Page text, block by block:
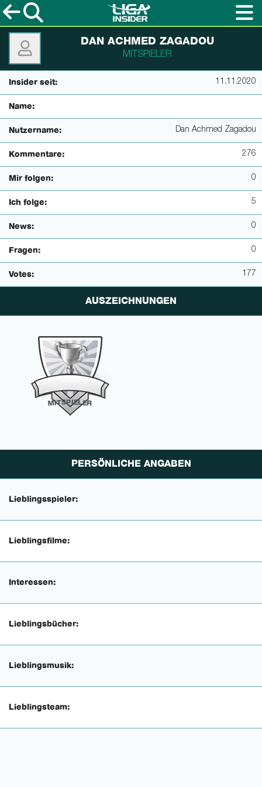
DAN ACHMED ZAGADOU
MITSPIELER
Insider seit: 11.11.2020
Name:
Nutzername: Dan Achmed Zagadou
Kommentare: 276
Mir folgen: 0
Ich folge: 5
News: 0
Fragen: 0
Votes: 177
AUSZEICHNUNGEN
MITSPIELER
PERSÖNLICHE ANGABEN
Lieblingsspieler:
Lieblingsfilme:
Interessen:
Lieblingsbücher:
Lieblingsmusik:
Lieblingsteam: